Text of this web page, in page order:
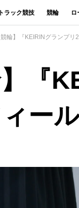
トラック競技 競輪 ロ
競輪】『KEIRINグランプ
】『
ー